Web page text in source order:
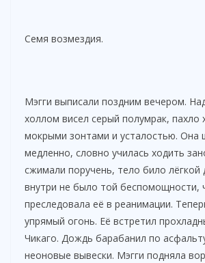
Семя возмездия.
Мэгги выписали поздним вечером.
холлом висел серый полумрак, пахло
мокрыми зонтами и усталостью. Она
медленно, словно училась ходить
сжимали поручень, тело било
внутри не было той беспомощности,
преследовала её в реанимации.
упрямый огонь. Её встретил
Чикаго. Дождь барабанил по
неоновые вывески. Мэгги подняла